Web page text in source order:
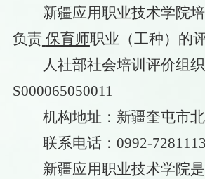
新疆应用职业技术学院
负责 保育师职业（工种） 的
人社部社会培训评价组
S000065050011
机构地址：新疆奎屯市
联系电话： 0992-7281113
新疆应用职业技术学院